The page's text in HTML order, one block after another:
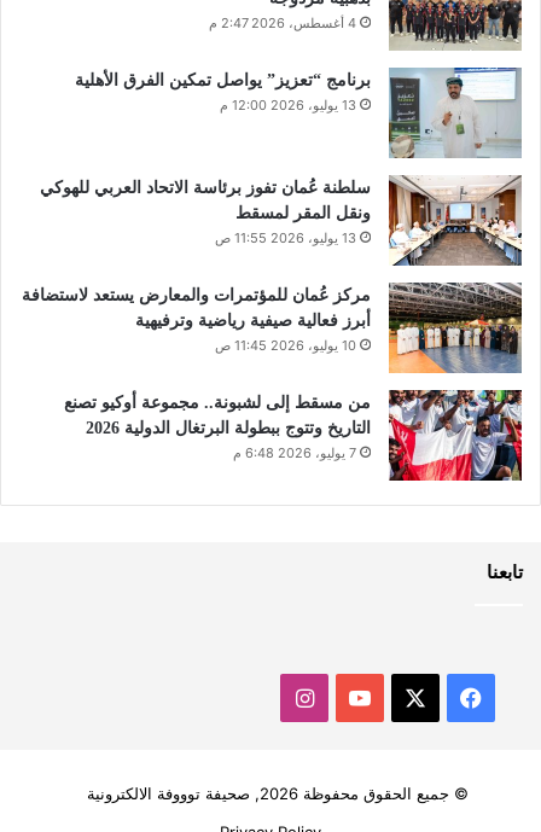
4 أغسطس، 2026 2:47 م
برنامج “تعزيز” يواصل تمكين الفرق الأهلية
13 يوليو، 2026 12:00 م
سلطنة عُمان تفوز برئاسة الاتحاد العربي للهوكي
ونقل المقر لمسقط
13 يوليو، 2026 11:55 ص
مركز عُمان للمؤتمرات والمعارض يستعد لاستضافة
أبرز فعالية صيفية رياضية وترفيهية
10 يوليو، 2026 11:45 ص
من مسقط إلى لشبونة.. مجموعة أوكيو تصنع
التاريخ وتتوج ببطولة البرتغال الدولية 2026
7 يوليو، 2026 6:48 م
تابعنا
فيسبوك ‫YouTubeانستقرام
© جميع الحقوق محفوظة 2026, صحيفة توووفة الالكترونية